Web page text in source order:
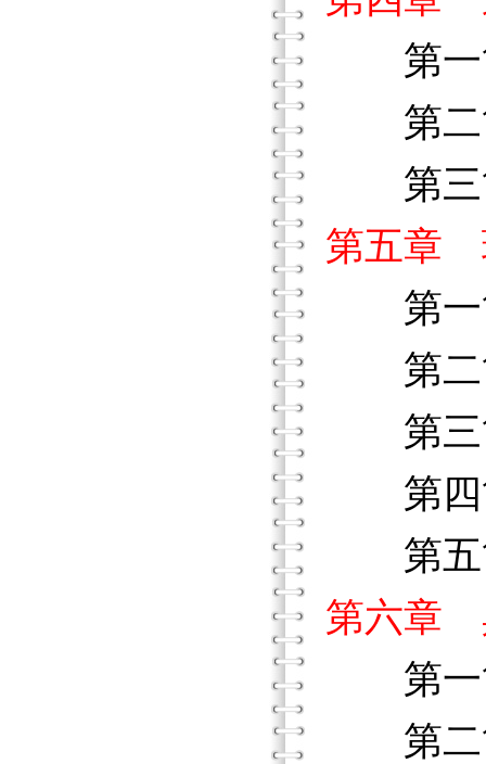
第一
第二
第三
第五章
第一
第二
第三
第四
第五
第六章
第一
第二